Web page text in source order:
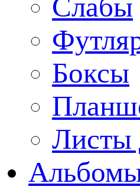
Слабы
Боксы
Листы
Альбомы